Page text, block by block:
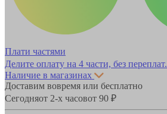
Плати частями
Делите оплату на 4 части, без переплат.
Наличие в магазинах
Доставим вовремя или бесплатно
Сегодняот 2-х часовот 90 ₽